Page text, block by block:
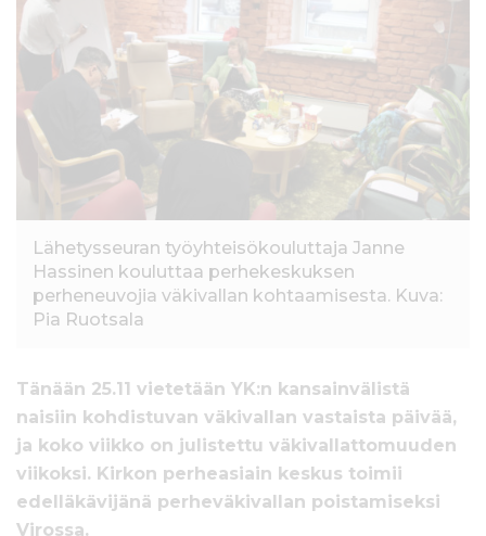
Lähetysseuran työyhteisökouluttaja Janne
Hassinen kouluttaa perhekeskuksen
perheneuvojia väkivallan kohtaamisesta. Kuva:
Pia Ruotsala
Tänään 25.11 vietetään YK:n kansainvälistä
naisiin kohdistuvan väkivallan vastaista päivää,
ja koko viikko on julistettu väkivallattomuuden
viikoksi. Kirkon perheasiain keskus toimii
edelläkävijänä perheväkivallan poistamiseksi
Virossa.